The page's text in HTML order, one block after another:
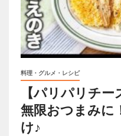
料理・グルメ・レシピ
【パリパリチ
無限おつまみに
け♪